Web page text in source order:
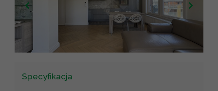
contributors ©CARTO
Specyfikacja